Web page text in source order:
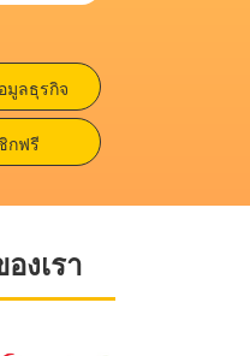
มูลธุรกิจ
กฟรี
งเรา